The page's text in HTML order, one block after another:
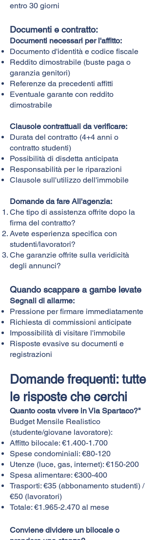
entro 30 giorni
Documenti e contratto:
Documenti necessari per l'affitto:
Documento d'identità e codice fiscale
Reddito dimostrabile (buste paga o
garanzia genitori)
Referenze da precedenti affitti
Eventuale garante con reddito
dimostrabile
Clausole contrattuali da verificare:
Durata del contratto (4+4 anni o
contratto studenti)
Possibilità di disdetta anticipata
Responsabilità per le riparazioni
Clausole sull'utilizzo dell'immobile
Domande da fare All'agenzia:
Che tipo di assistenza offrite dopo la
firma del contratto?
Avete esperienza specifica con
studenti/lavoratori?
Che garanzie offrite sulla veridicità
degli annunci?
Quando scappare a gambe levate
Segnali di allarme:
Pressione per firmare immediatamente
Richiesta di commissioni anticipate
Impossibilità di visitare l'immobile
Risposte evasive su documenti e
registrazioni
Domande frequenti: tutte
le risposte che cerchi
Quanto costa vivere in Via Spartaco?"
Budget Mensile Realistico
(studente/giovane lavoratore):
Affitto bilocale: €1.400-1.700
Spese condominiali: €80-120
Utenze (luce, gas, internet): €150-200
Spesa alimentare: €300-400
Trasporti: €35 (abbonamento studenti) /
€50 (lavoratori)
Totale: €1.965-2.470 al mese
Conviene dividere un bilocale o